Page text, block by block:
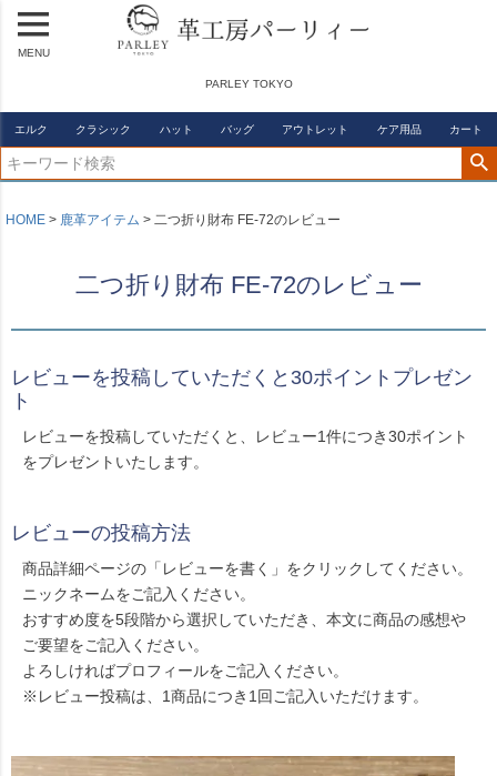
PARLEY TOKYO
MENU
エルク クラシック ハット バッグ アウトレット ケア用品 カート
HOME 鹿革アイテム 二つ折り財布 FE-72のレビュー
二つ折り財布 FE-72のレビュー
レビューを投稿していただくと30ポイントプレゼン
ト
レビューを投稿していただくと、レビュー1件につき30ポイント
をプレゼントいたします。
レビューの投稿方法
商品詳細ページの「レビューを書く」をクリックしてください。
ニックネームをご記入ください。
おすすめ度を5段階から選択していただき、本文に商品の感想や
ご要望をご記入ください。
よろしければプロフィールをご記入ください。
※レビュー投稿は、1商品につき1回ご記入いただけます。